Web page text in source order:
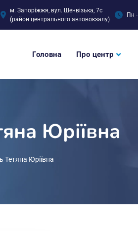
м. Запоріжжя, вул. Шенвізька, 7с
(район центрального автовокзалу)
Пн
Головна Про центр
Юріївна
Тетяна Юріївна